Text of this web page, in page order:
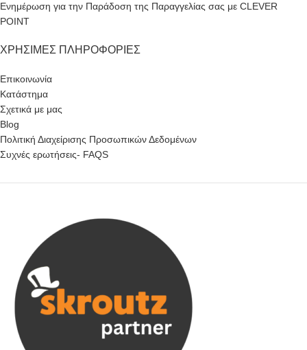
Ενημέρωση για την Παράδοση της Παραγγελίας σας με CLEVER
POINT
ΧΡΉΣΙΜΕΣ ΠΛΗΡΟΦΟΡΊΕΣ
Επικοινωνία
Κατάστημα
Σχετικά με μας
Blog
Πολιτική Διαχείρισης Προσωπικών Δεδομένων
Συχνές ερωτήσεις- FAQS